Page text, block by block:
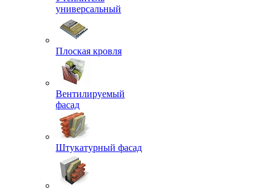
универсальный
Плоская кровля
Вентилируемый
фасад
Штукатурный фасад